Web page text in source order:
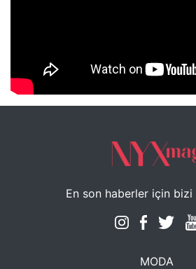
NYXmag 2. Yaş Kutlama Etkinliği
En son haberler için
MODA